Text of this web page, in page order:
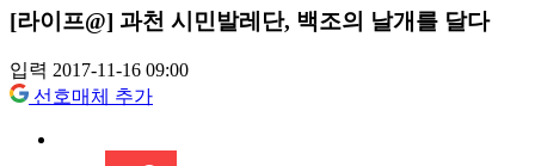
[라이프@] 과천 시민발레단, 백조의 날개를 달다
입력 2017-11-16 09:00
선호매체 추가